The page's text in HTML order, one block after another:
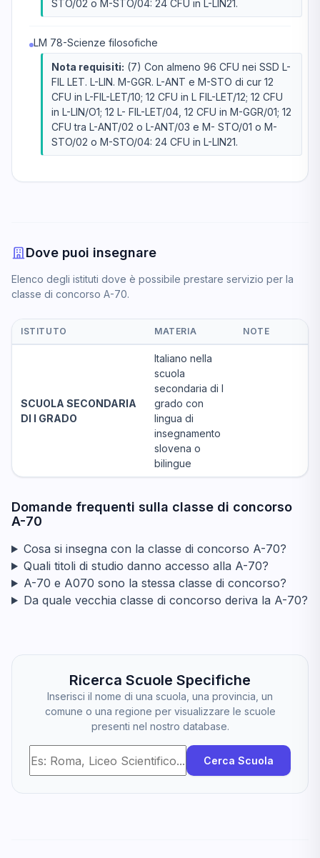
STO/02 o M-STO/04: 24 CFU in L-LIN21.
LM 78-Scienze filosofiche
Nota requisiti: (7) Con almeno 96 CFU nei SSD L-
FIL LET. L-LIN. M-GGR. L-ANT e M-STO di cur 12
CFU in L-FIL-LET/10; 12 CFU in L FIL-LET/12; 12 CFU
in L-LIN/O1; 12 L- FIL-LET/04, 12 CFU in M-GGR/01; 12
CFU tra L-ANT/02 o L-ANT/03 e M- STO/01 o M-
STO/02 o M-STO/04: 24 CFU in L-LIN21.
Dove puoi insegnare
Elenco degli istituti dove è possibile prestare servizio per la
classe di concorso A-70.
ISTITUTO MATERIA NOTE
SCUOLA SECONDARIA
DI I GRADO
Italiano nella
scuola
secondaria di I
grado con
lingua di
insegnamento
slovena o
bilingue
Domande frequenti sulla classe di concorso
A-70
Cosa si insegna con la classe di concorso A-70?
Quali titoli di studio danno accesso alla A-70?
A-70 e A070 sono la stessa classe di concorso?
Da quale vecchia classe di concorso deriva la A-70?
Ricerca Scuole Specifiche
Inserisci il nome di una scuola, una provincia, un
comune o una regione per visualizzare le scuole
presenti nel nostro database.
Cerca Scuola